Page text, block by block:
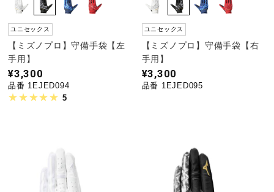
インナー
寝具／ミズノスリープ
サポーター
ユニセックス
【ミズノプロ】守備手袋【左
手用】
¥3,300
品番 1EJED094
5
ユニセックス
【ミズノプロ】守備手袋【右
手用】
¥3,300
品番 1EJED095